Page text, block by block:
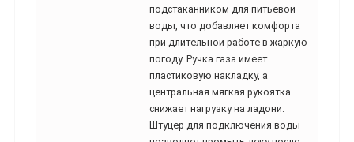
подстаканником для питьевой
воды, что добавляет комфорта
при длительной работе в жаркую
погоду. Ручка газа имеет
пластиковую накладку, а
центральная мягкая рукоятка
снижает нагрузку на ладони.
Штуцер для подключения воды